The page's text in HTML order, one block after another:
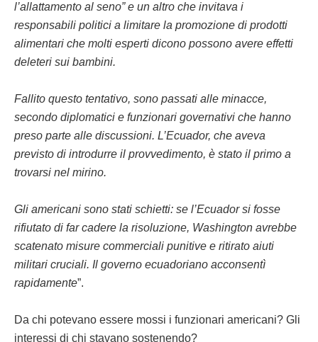
l’allattamento al seno” e un altro che invitava i
responsabili politici a limitare la promozione di prodotti
alimentari che molti esperti dicono possono avere effetti
deleteri sui bambini.
Fallito questo tentativo, sono passati alle minacce,
secondo diplomatici e funzionari governativi che hanno
preso parte alle discussioni. L’Ecuador, che aveva
previsto di introdurre il provvedimento, è stato il primo a
trovarsi nel mirino.
Gli americani sono stati schietti: se l’Ecuador si fosse
rifiutato di far cadere la risoluzione, Washington avrebbe
scatenato misure commerciali punitive e ritirato aiuti
militari cruciali. Il governo ecuadoriano acconsentì
rapidamente”.
Da chi potevano essere mossi i funzionari americani? Gli
interessi di chi stavano sostenendo?